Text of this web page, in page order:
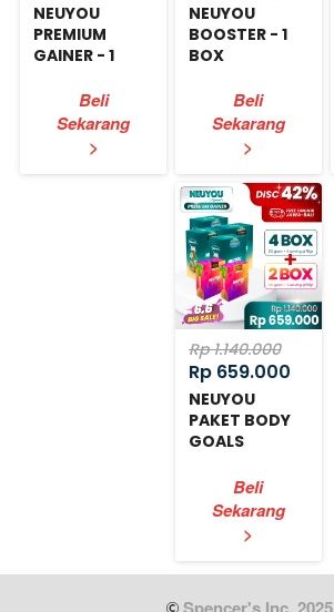
NEUYOU
PREMIUM
GAINER - 1
`
Beli
Sekarang
>
NEUYOU
BOOSTER - 1
BOX
`
Beli
Sekarang
>
Rp 1.140.000
Rp 659.000
NEUYOU
PAKET BODY
GOALS
`
Beli
Sekarang
>